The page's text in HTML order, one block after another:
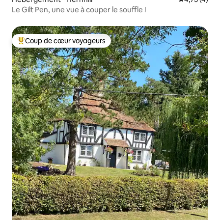
énergique, essayez les promenades et
les pistes cyclables à proximité. Une
votre séjour car nous sommes à environ
1 mile de la ligne ferroviaire principale de
Chilham. Bien que les trains puissent
être peu nombreux et éloignés, veuillez
vérifier les horaires avant de choisir
cette option.
Le Gilt Pen, une vue à couper le souffle !
Coups de cœur voyageurs les plus appréciés
Coup de cœur voyageurs